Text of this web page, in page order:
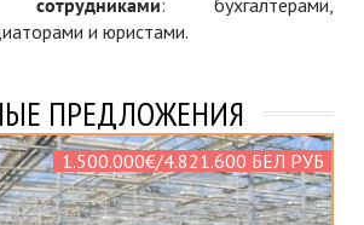
сотрудниками: бухгалтерами,
и юристами.
ПРЕДЛОЖЕНИЯ
1.500.000€/4.821.600 БЕЛ РУБ